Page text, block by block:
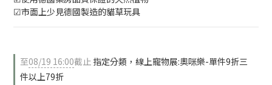
☑市面上少見德國製造的貓草玩具
至08/19 16:00截止 指定分類，線上寵物展:奧咪樂-單件9折三
件以上79折